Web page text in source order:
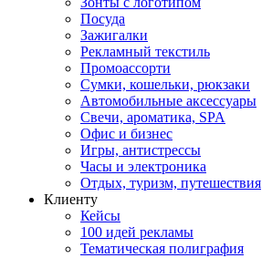
Посуда
Зажигалки
Рекламный текстиль
Промоассорти
Сумки, кошельки, рюкзаки
Автомобильные аксессуары
Свечи, ароматика, SPA
Офис и бизнес
Игры, антистрессы
Часы и электроника
Отдых, туризм, путешествия
Клиенту
Кейсы
100 идей рекламы
Тематическая полиграфия